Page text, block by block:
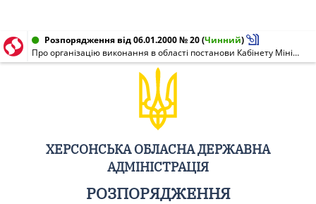
Розпорядження від 06.01.2000 № 20(Чинний)
Про організацію виконання в області постанови Кабінету Міністрів України від 08.12.99 N 2219 "Про внесення змін до деяких постанов Кабінету Міністрів України"
ХЕРСОНСЬКА ОБЛАСНА ДЕРЖАВНА
АДМІНІСТРАЦІЯ
РОЗПОРЯДЖЕННЯ